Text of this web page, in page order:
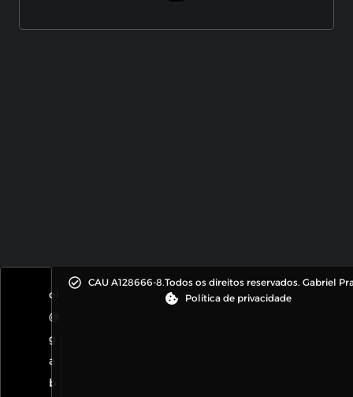
oi
@
g
a
b
CAU A128666-8.Todos os direitos reservados. Gabriel
Política de privacidade